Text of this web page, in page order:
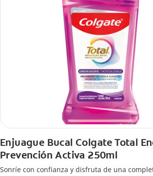
Enjuague Bucal Colgate Total
Prevención Activa 250ml
Sonríe con confianza y disfruta de una